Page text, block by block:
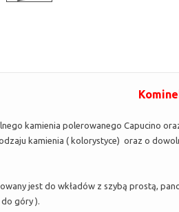
kamienia polerowanego Capucino
kamienia ( kolorystyce) oraz o
jest do wkładów z szybą prostą,
góry ).